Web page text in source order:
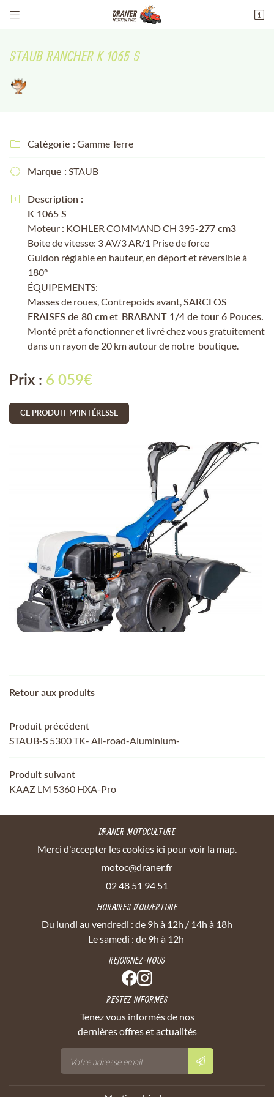

SERVICES
SÉLECTION

13 Av. maréchal philippe leclerc de
18100 Vierzon
Recopier le code ci-contre
En cochant cette case, vous consentez à recevoir nos propositions
commerciales à l'adresse email indiqué ci-dessus. Vous pouvez vous
STAUB RANCHER K 1065 S
 Catégorie : Gamme Terre
 Marque : STAUB

Description :
K 1065 S
Moteur : KOHLER COMMAND CH 395-277 cm3
Boite de vitesse: 3 AV/3 AR/1 Prise de force
Guidon réglable en hauteur, en déport et réversible à
180°
ÉQUIPEMENTS:
Masses de roues, Contrepoids avant,SARCLOS
FRAISES de 80 cmet BRABANT 1/4 de tour 6 Pouces.
Monté prêt a fonctionner et livré chez vous gratuitement
dans un rayon de 20 km autour de notre boutique.
Prix : 6 059€
CE PRODUIT M'INTÉRESSE
Retour aux produits
Produit précédent
STAUB-S 5300 TK- All-road-Aluminium-
Produit suivant
KAAZ LM 5360 HXA-Pro
DRANER MOTOCULTURE
Merci d'accepter les cookies ici pour voir la map.
02 48 51 94 51
HORAIRES D'OUVERTURE
Du lundi au vendredi : de 9h à 12h / 14h à 18h
Le samedi : de 9h à 12h
REJOIGNEZ-NOUS
RESTEZ INFORMÉS
Tenez vous informés de nos
dernières offres et actualités